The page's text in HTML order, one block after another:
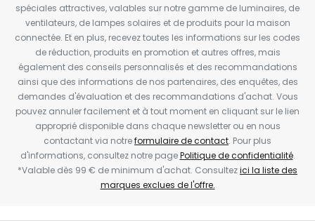
spéciales attractives, valables sur notre gamme de luminaires, de
ventilateurs, de lampes solaires et de produits pour la maison
connectée. Et en plus, recevez toutes les informations sur les codes
de réduction, produits en promotion et autres offres, mais
également des conseils personnalisés et des recommandations
ainsi que des informations de nos partenaires, des enquêtes, des
demandes d'évaluation et des recommandations d'achat. Vous
pouvez annuler facilement et à tout moment en cliquant sur le lien
approprié disponible dans chaque newsletter ou en nous
contactant via notreformulaire de contact. Pour plus
d'informations, consultez notre pagePolitique de confidentialité.
*Valable dès 99 € de minimum d'achat. Consultezici la liste des
marques exclues de l'offre.